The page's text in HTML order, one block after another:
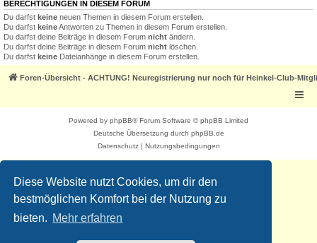
Diese Website nutzt Cookies, um dir den
bestmöglichen Komfort bei der Nutzung zu
bieten. Mehr erfahren
BERECHTIGUNGEN IN DIESEM FORUM
Du darfst keine neuen Themen in diesem Forum erstellen.
Du darfst keineAntworten zu Themen in diesem Forum erstellen.
Du darfst deine Beiträge in diesem Forum nicht ändern.
Du darfst deine Beiträge in diesem Forum nicht löschen.
Du darfst keine Dateianhänge in diesem Forum erstellen.
Foren-Übersicht - ACHTUNG! Neuregistrierung nur noch für Heinkel-Club-
Powered by phpBB® Forum Software © phpBB Limited
Deutsche Übersetzung durch phpBB.de
Datenschutz| Nutzungsbedingungen